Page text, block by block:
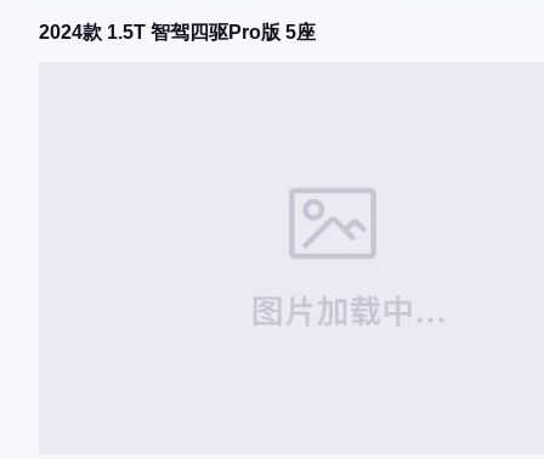
2024款 1.5T 智驾四驱Pro版 5座